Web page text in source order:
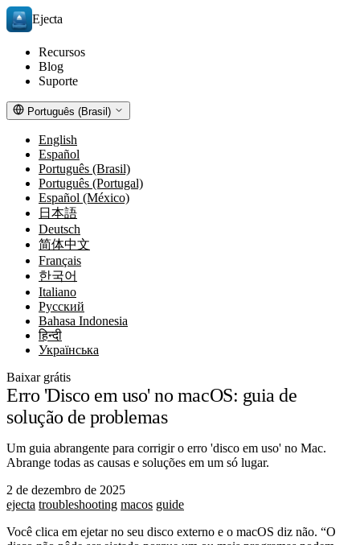
Ejecta
Recursos
Blog
Suporte
Português (Brasil)
English
Español
Português (Brasil)
Português (Portugal)
Español (México)
日本語
Deutsch
简体中文
Français
한국어
Italiano
Русский
Bahasa Indonesia
हिन्दी
Українська
Baixar grátis
Erro 'Disco em uso' no macOS: guia de
solução de problemas
Um guia abrangente para corrigir o erro 'disco em uso' no Mac.
Abrange todas as causas e soluções em um só lugar.
2 de dezembro de 2025
ejecta troubleshooting macos guide
Você clica em ejetar no seu disco externo e o macOS diz não. “O